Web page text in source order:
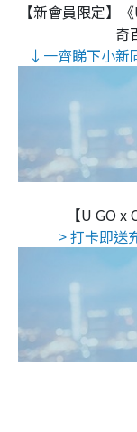
【新會員限定】
奇
↓一齊睇下小新
【U GO x
> 打卡即送